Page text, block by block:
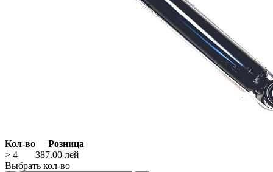
Кол-во
Розница
> 4
387.00 лей
Выбрать кол-во